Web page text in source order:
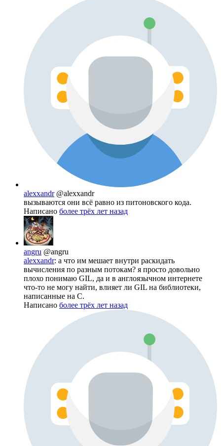
alexxandr @alexxandr
вызываются они всё равно из питоновского кода.
Написано более трёх лет назад
angru @angru
alexxandr: а что им мешает внутри раскидать
вычисления по разным потокам? я просто довольно
плохо понимаю GIL, да и в англоязычном интернете
что-то не могу найти, влияет ли GIL на библиотеки,
написанные на С.
Написано более трёх лет назад